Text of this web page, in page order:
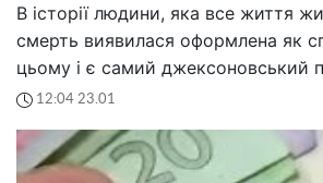
В історії людини, яка все життя
смерть виявилася оформлена як
цьому і є самий джексоновський
12:04 23.01